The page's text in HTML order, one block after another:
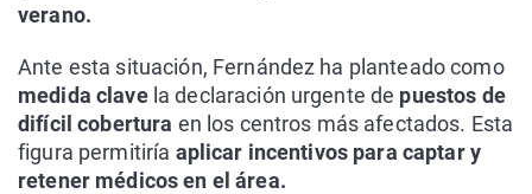
verano.
Ante esta situación, Fernández ha planteado como
medida clavela declaración urgente de puestos de
difícil cobertura en los centros más afectados. Esta
figura permitiría aplicar incentivos para captar y
retener médicos en el área.